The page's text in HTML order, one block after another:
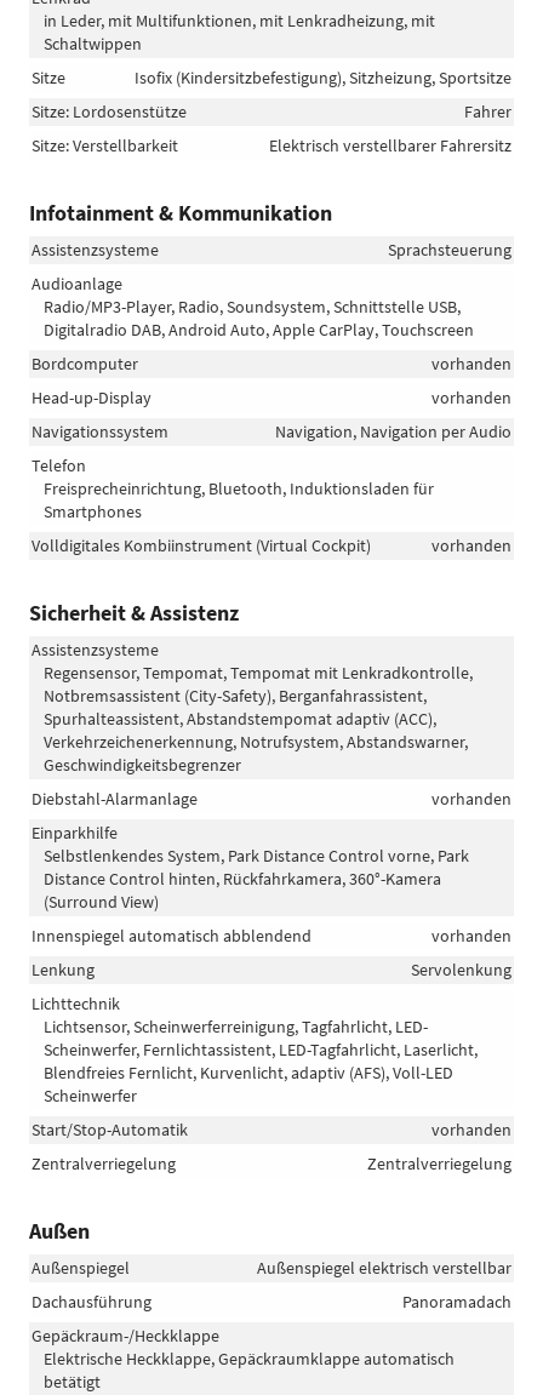
in Leder, mit Multifunktionen, mit Lenkradheizung, mit
Schaltwippen
Sitze
Isofix (Kindersitzbefestigung), Sitzheizung, Sportsitze
Sitze: Lordosenstütze
Fahrer
Sitze: Verstellbarkeit
Elektrisch verstellbarer Fahrersitz
Infotainment & Kommunikation
Assistenzsysteme
Sprachsteuerung
Audioanlage
Radio/MP3-Player, Radio, Soundsystem, Schnittstelle USB,
Digitalradio DAB, Android Auto, Apple CarPlay, Touchscreen
Bordcomputer
vorhanden
Head-up-Display
vorhanden
Navigationssystem
Navigation, Navigation per Audio
Telefon
Freisprecheinrichtung, Bluetooth, Induktionsladen für
Smartphones
Volldigitales Kombiinstrument (Virtual Cockpit)
vorhanden
Sicherheit & Assistenz
Assistenzsysteme
Regensensor, Tempomat, Tempomat mit Lenkradkontrolle,
Notbremsassistent (City-Safety), Berganfahrassistent,
Spurhalteassistent, Abstandstempomat adaptiv (ACC),
Verkehrzeichenerkennung, Notrufsystem, Abstandswarner,
Geschwindigkeitsbegrenzer
Diebstahl-Alarmanlage
vorhanden
Einparkhilfe
Selbstlenkendes System, Park Distance Control vorne, Park
Distance Control hinten, Rückfahrkamera, 360°-Kamera
(Surround View)
Innenspiegel automatisch abblendend
vorhanden
Lenkung
Servolenkung
Lichttechnik
Lichtsensor, Scheinwerferreinigung, Tagfahrlicht, LED-
Scheinwerfer, Fernlichtassistent, LED-Tagfahrlicht, Laserlicht,
Blendfreies Fernlicht, Kurvenlicht, adaptiv (AFS), Voll-LED
Scheinwerfer
Start/Stop-Automatik
vorhanden
Zentralverriegelung
Zentralverriegelung
Außen
Außenspiegel
Außenspiegel elektrisch verstellbar
Dachausführung
Panoramadach
Gepäckraum-/Heckklappe
Elektrische Heckklappe, Gepäckraumklappe automatisch
betätigt